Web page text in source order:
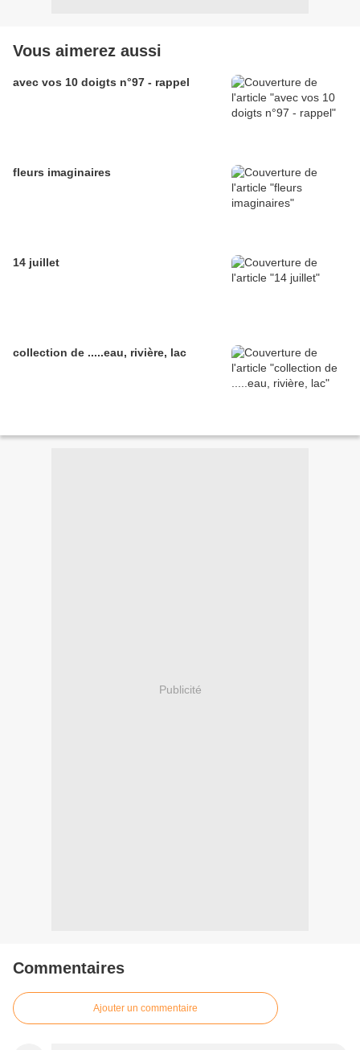
Vous aimerez aussi
avec vos 10 doigts n°97 - rappel
fleurs imaginaires
14 juillet
collection de .....eau, rivière, lac
Publicité
Commentaires
Ajouter un commentaire